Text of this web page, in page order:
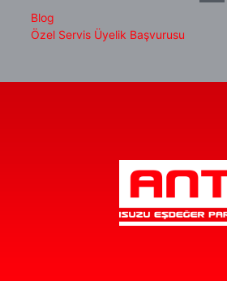
Blog
Özel Servis Üyelik Başvurusu